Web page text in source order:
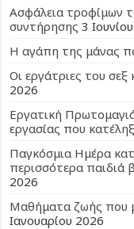
Ασφάλεια τροφίμων
συντήρησης 3
Η αγάπη της μάνας
Οι εργάτριες του
2026
Εργατική
εργασίας που
Παγκόσμια Ημέρα
περισσότερα παιδιά
2026
Μαθήματα ζωής που
Ιανουαρίου 2026